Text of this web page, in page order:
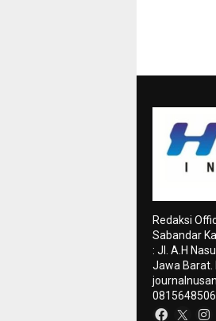
Redaksi
Sabandar
: Jl. A.H
Jawa Barat.